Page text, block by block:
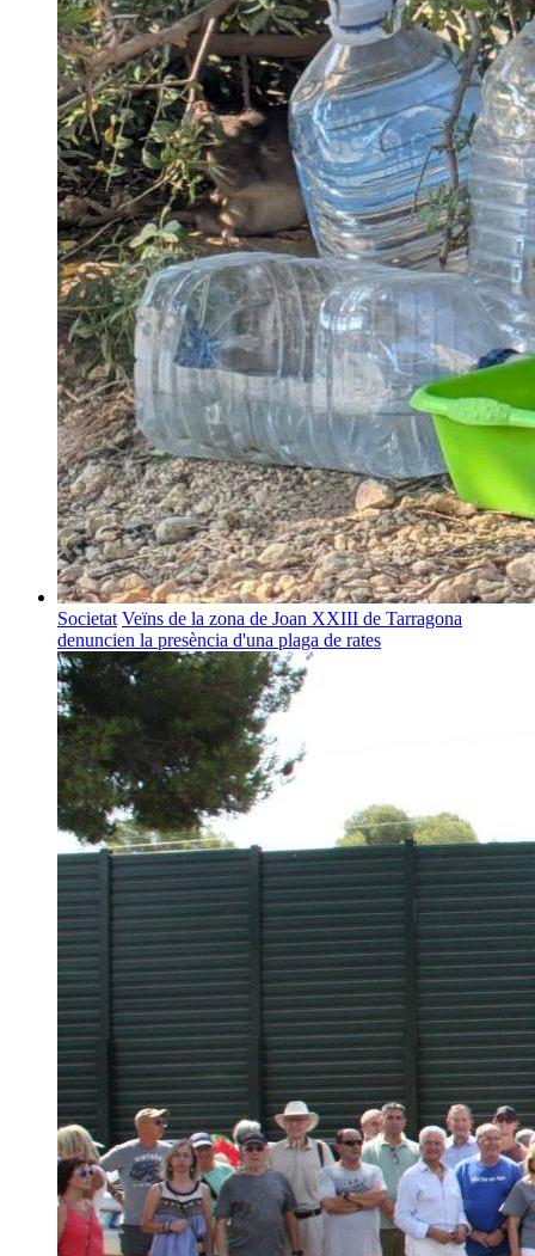
Societat Veïns de la zona de Joan XXIII de Tarragona
denuncien la presència d'una plaga de rates